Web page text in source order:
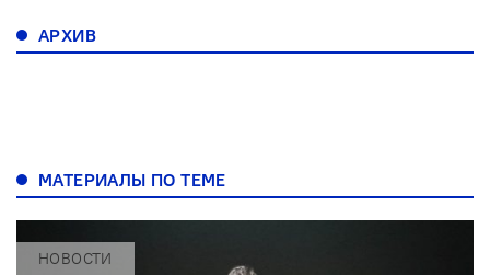
АРХИВ
МАТЕРИАЛЫ ПО ТЕМЕ
НОВОСТИ